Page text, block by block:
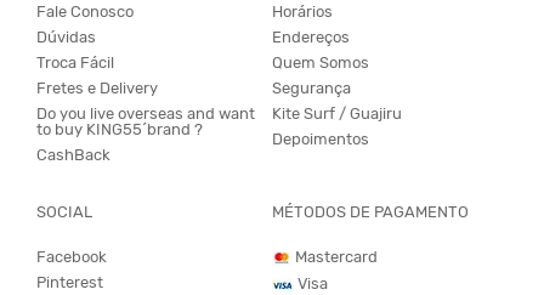
Fale Conosco
Dúvidas
Troca Fácil
Fretes e Delivery
Do you live overseas and want
to buy KING55´brand ?
CashBack
Horários
Endereços
Quem Somos
Segurança
Kite Surf / Guajiru
Depoimentos
SOCIAL
Facebook
Pinterest
MÉTODOS DE PAGAMENTO
Mastercard
Visa